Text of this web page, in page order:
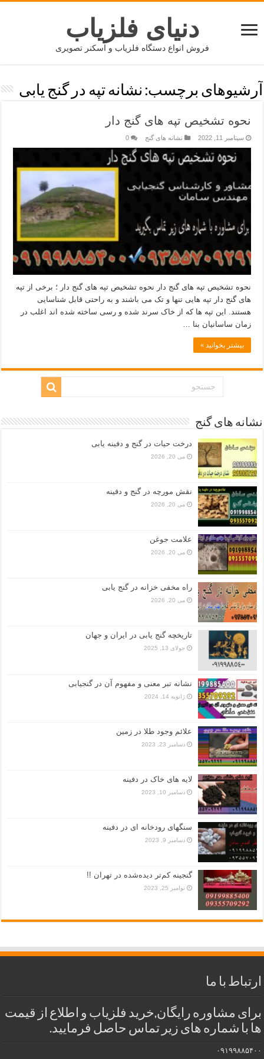
دنیای فلزیاب
فروش انواع دستگاه فلزیاب و اسکنر تصویری
آرشیوهای برچسب: نشانه تپه در گنج یابی
نحوه تشخیص تپه های گنج دار
سپتامبر 11, 2022 نشانه های گنج 0
نحوه تشخیص تپه های گنج دار نحوه تشخیص تپه های گنج دار ؛ برخی از تپه
های گنج دار تپه هایی تنها و تک می باشند و به راحتی قابل شناسایی
هستند. این تپه ها که از خاک سرند شده و رسی ساخته شده اند اغلب در
زمان ساسانیان بنا …
بیشتر بخوانید »
نشانه های گنج
درخت حیات در گنج و دفینه یابی
می 20, 2026
نقش مورچه در گنج و دفینه
می 20, 2026
علامت جوغن
می 20, 2026
راه مخفی خزانه در گنج یابی
می 20, 2026
تاریخچه گنج‌ یابی در ایران و جهان
جولای 13, 2025
نشانه تبر معنی و مفهوم آن در گنجیابی
ژانویه 14, 2024
علائم وجود طلا در زمین
دسامبر 23, 2023
لایه های خاک در دفینه
دسامبر 10, 2023
سنگهای رودخانه ای در دفینه
دسامبر 9, 2023
گنجینه کم‌تر دیده‌شده در تهران !!
نوامبر 25, 2023
ارتباط با ما
برای مشاوره رایگان,خرید فلزیاب و اطلاع از قیمت
ها با شماره های زیر تماس حاصل فرمایید.
۰۹۱۹۹۸۸۵۴۰۰